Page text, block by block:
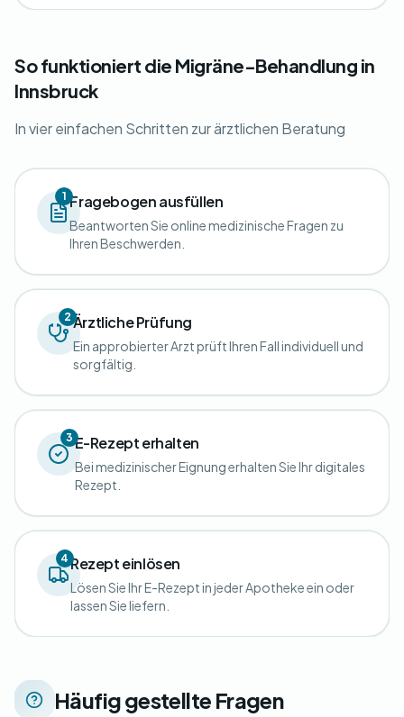
So funktioniert die Migräne-Behandlung in
Innsbruck
In vier einfachen Schritten zur ärztlichen Beratung
1 Fragebogen ausfüllen
Beantworten Sie online medizinische Fragen zu
Ihren Beschwerden.
2Ärztliche Prüfung
Ein approbierter Arzt prüft Ihren Fall individuell und
sorgfältig.
3E-Rezept erhalten
Bei medizinischer Eignung erhalten Sie Ihr digitales
Rezept.
4Rezept einlösen
Lösen Sie Ihr E-Rezept in jeder Apotheke ein oder
lassen Sie liefern.
Häufig gestellte Fragen